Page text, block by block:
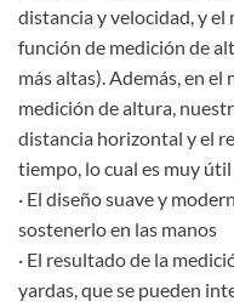
distancia y velocidad, y el
función de medición de
más altas). Además, en
medición de altura,
distancia horizontal y el
tiempo, lo cual es muy
· El diseño suave y
sostenerlo en las manos
· El resultado de la
yardas, que se pueden